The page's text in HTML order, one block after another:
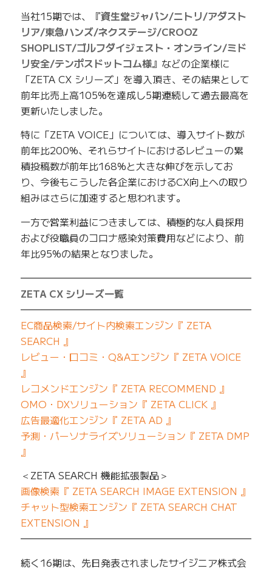
当社15期では、
『資生堂ジャパン/ニトリ/アダスト
リア/東急ハンズ/ネクステージ/CROOZ
SHOPLIST/ゴルフダイジェスト・オンライン/ミド
リ安全/テンポスドットコム様』 などの企業様に
「ZETA CX シリーズ」を導入頂き、その結果として
前年比売上高105%を達成し5期連続して過去最高を
更新いたしました。
特に「ZETA VOICE」については、導入サイト数が
前年比200%、それらサイトにおけるレビューの累
積投稿数が前年比168%と大きな伸びを示してお
り、今後もこうした各企業におけるCX向上への取り
組みはさらに加速すると思われます。
一方で営業利益につきましては、積極的な人員採用
および役職員のコロナ感染対策費用などにより、前
年比95%の結果となりました。
ZETA CX シリーズ一覧
EC商品検索/サイト内検索エンジン『 ZETA
SEARCH 』
レビュー・口コミ・Q&Aエンジン『 ZETA VOICE
』
レコメンドエンジン『 ZETA RECOMMEND 』
OMO・DXソリューション『 ZETA CLICK 』
広告最適化エンジン『 ZETA AD 』
予測・パーソナライズソリューション『 ZETA DMP
』
＜ZETA SEARCH 機能拡張製品＞
画像検索『 ZETA SEARCH IMAGE EXTENSION 』
チャット型検索エンジン『 ZETA SEARCH CHAT
EXTENSION 』
続く16期は、先日発表されましたサイジニア株式会